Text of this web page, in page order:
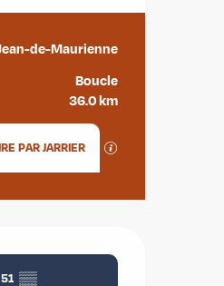
de-Maurienne
Boucle
36.0 km
PAR JARRIER
▒▒